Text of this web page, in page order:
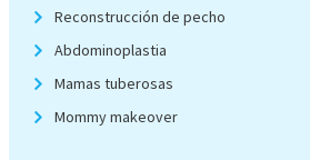
Reconstrucción de pecho
Abdominoplastia
Mamas tuberosas
Mommy makeover